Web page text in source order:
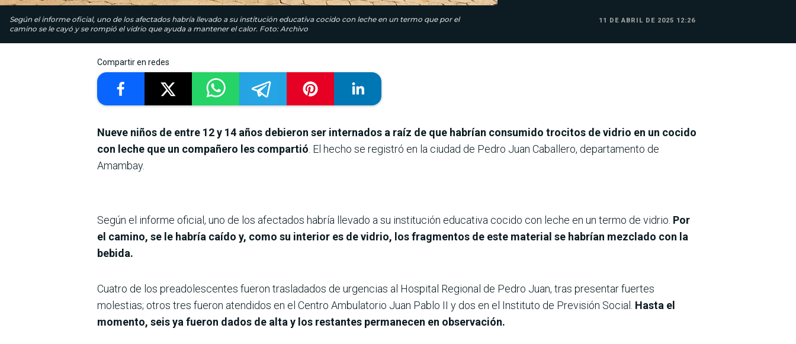
Según el informe oficial, uno de los afectados habría llevado a su institución educativa cocido con leche en un termo que por el
camino se le cayó y se rompió el vidrio que ayuda a mantener el calor. Foto: Archivo
11 DE ABRIL DE 2025 12:26
Compartir en redes
Nueve niños de entre 12 y 14 años debieron ser internados a raíz de que habrían consumido trocitos de vidrio en un cocido
con leche que un compañero les compartió . El hecho se registró en la ciudad de Pedro Juan Caballero, departamento de
Amambay.
Según el informe oficial, uno de los afectados habría llevado a su institución educativa cocido con leche en un termo de vidrio. Por
el camino, se le habría caído y, como su interior es de vidrio, los fragmentos de este material se habrían mezclado con la
bebida.
Cuatro de los preadolescentes fueron trasladados de urgencias al Hospital Regional de Pedro Juan, tras presentar fuertes
molestias; otros tres fueron atendidos en el Centro Ambulatorio Juan Pablo II y dos en el Instituto de Previsión Social.
Hasta el
momento, seis ya fueron dados de alta y los restantes permanecen en observación.